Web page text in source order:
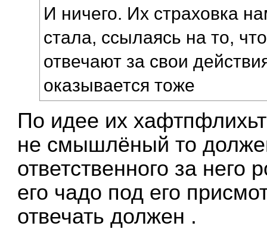
И ничего. Их страховка
стала, ссылаясь на то,
отвечают за свои
оказывается тоже
По идее их
не смышлёный то
ответственного за него
его чадо под его
отвечать должен .